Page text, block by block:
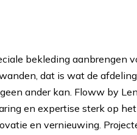
bekleding aanbrengen
dat is wat de
ander kan. Floww by
en expertise sterk op
en vernieuwing.